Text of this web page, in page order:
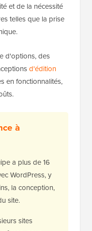
et de la nécessité
telles que la prise
d'options, des
d'édition
en fonctionnalités,
à
a plus de 16
WordPress, y
la conception,
site.
sites